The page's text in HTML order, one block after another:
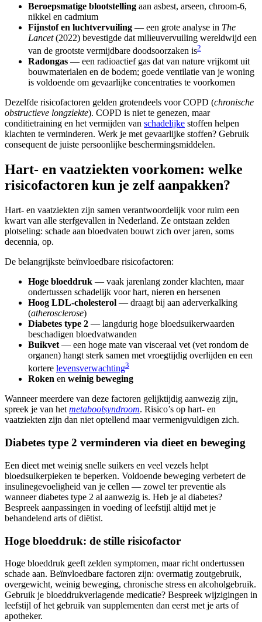
Beroepsmatige blootstelling aan asbest, arseen, chroom-6,
nikkel en cadmium
Fijnstof en luchtvervuiling — een grote analyse in The
Lancet(2022) bevestigde dat milieuvervuiling wereldwijd een
van de grootste vermijdbare doodsoorzaken is2
Radongas — een radioactief gas dat van nature vrijkomt uit
bouwmaterialen en de bodem; goede ventilatie van je woning
is voldoende om gevaarlijke concentraties te voorkomen
Dezelfde risicofactoren gelden grotendeels voor COPD (chronische
obstructieve longziekte). COPD is niet te genezen, maar
conditietraining en het vermijden van schadelijke stoffen helpen
klachten te verminderen. Werk je met gevaarlijke stoffen? Gebruik
consequent de juiste persoonlijke beschermingsmiddelen.
Hart- en vaatziekten voorkomen: welke
risicofactoren kun je zelf aanpakken?
Hart- en vaatziekten zijn samen verantwoordelijk voor ruim een
kwart van alle sterfgevallen in Nederland. Ze ontstaan zelden
plotseling: schade aan bloedvaten bouwt zich over jaren, soms
decennia, op.
De belangrijkste beïnvloedbare risicofactoren:
Hoge bloeddruk — vaak jarenlang zonder klachten, maar
ondertussen schadelijk voor hart, nieren en hersenen
Hoog LDL-cholesterol — draagt bij aan aderverkalking
(atherosclerose)
Diabetes type 2 — langdurig hoge bloedsuikerwaarden
beschadigen bloedvatwanden
Buikvet — een hoge mate van visceraal vet (vet rondom de
organen) hangt sterk samen met vroegtijdig overlijden en een
kortere levensverwachting3
Roken en weinig beweging
Wanneer meerdere van deze factoren gelijktijdig aanwezig zijn,
spreek je van hetmetaboolsyndroom. Risico’s op hart- en
vaatziekten zijn dan niet optellend maar vermenigvuldigen zich.
Diabetes type 2 verminderen via dieet en beweging
Een dieet met weinig snelle suikers en veel vezels helpt
bloedsuikerpieken te beperken. Voldoende beweging verbetert de
insulinegevoeligheid van je cellen — zowel ter preventie als
wanneer diabetes type 2 al aanwezig is. Heb je al diabetes?
Bespreek aanpassingen in voeding of leefstijl altijd met je
behandelend arts of diëtist.
Hoge bloeddruk: de stille risicofactor
Hoge bloeddruk geeft zelden symptomen, maar richt ondertussen
schade aan. Beïnvloedbare factoren zijn: overmatig zoutgebruik,
overgewicht, weinig beweging, chronische stress en alcoholgebruik.
Gebruik je bloeddrukverlagende medicatie? Bespreek wijzigingen in
leefstijl of het gebruik van supplementen dan eerst met je arts of
apotheker.